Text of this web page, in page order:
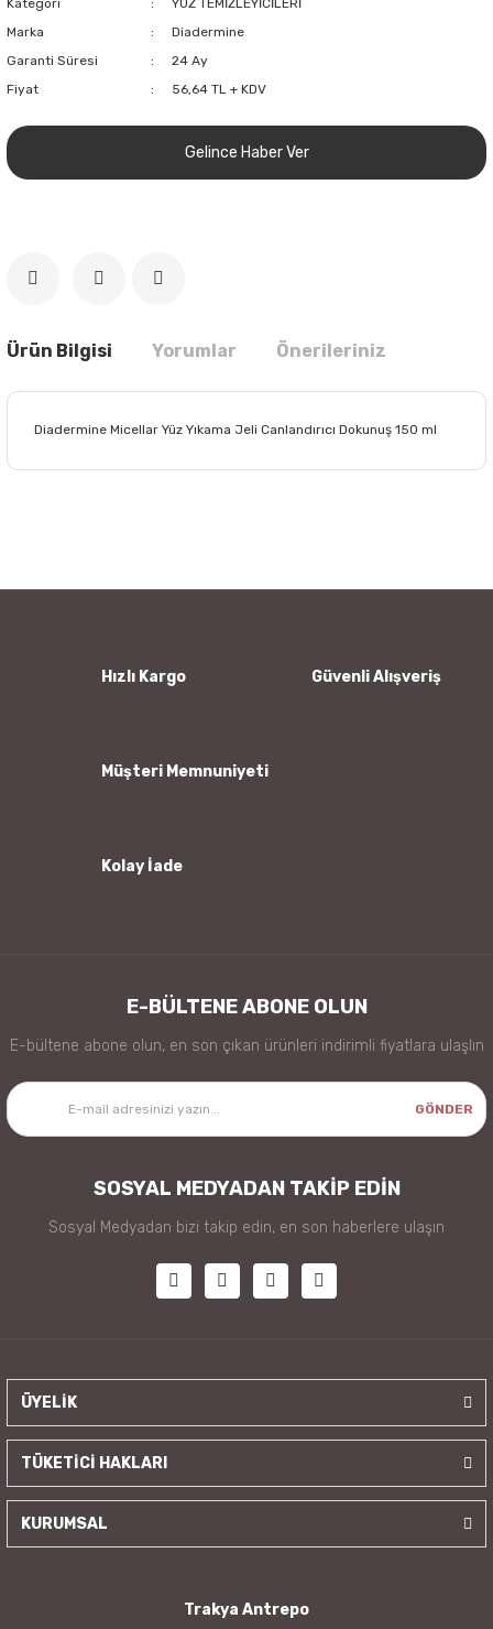
Marka
Diadermine
Garanti Süresi
24 Ay
Fiyat
56,64 TL + KDV
Gelince Haber Ver
Ürün Bilgisi Yorumlar Önerileriniz
Diadermine Micellar Yüz Yıkama Jeli Canlandırıcı Dokunuş 150 ml
Ürün bilgilerinde hatalar bulunuyor.
Hızlı Kargo Güvenli Alışveriş
Müşteri Memnuniyeti
Kolay İade
E-BÜLTENE ABONE OLUN
E-bültene abone olun, en son çıkan ürünleri indirimli fiyatlara ulaşlın
GÖNDER
SOSYAL MEDYADAN TAKİP EDİN
Sosyal Medyadan bizi takip edin, en son haberlere ulaşın
ÜYELİK
TÜKETİCİ HAKLARI
KURUMSAL
Trakya Antrepo